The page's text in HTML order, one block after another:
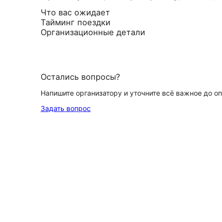
Что вас ожидает
Тайминг поездки
Организационные детали
Остались вопросы?
Напишите организатору и уточните всё важное до
Задать вопрос